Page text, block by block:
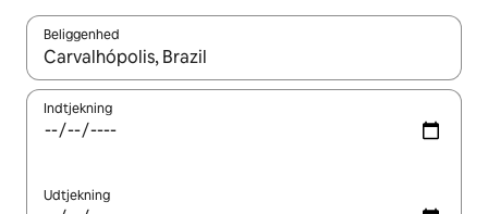
Beliggenhed
Når resultaterne er tilgængelige, skal du navigere med
Indtjekning
Udtjekning